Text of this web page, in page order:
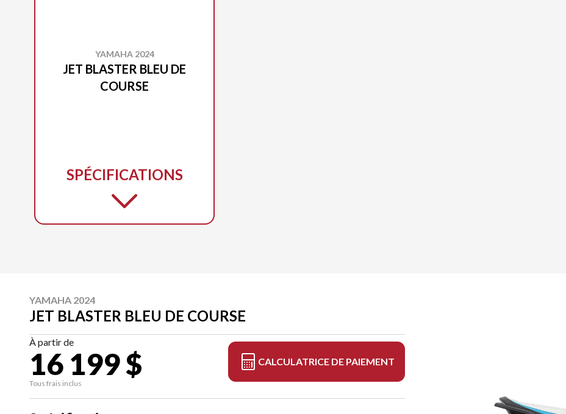
YAMAHA 2024
JET BLASTER BLEU DE
COURSE
SPÉCIFICATIONS
YAMAHA 2024
JET BLASTER BLEU DE COURSE
À partir de
16 199 $
Tous frais inclus
CALCULATRICE DE PAIEMENT